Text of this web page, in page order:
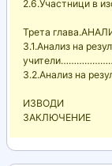
2.6.Участници
Трета
3.1.Анализ на
3.2.Анализ на
ИЗВОДИ
ЗАКЛЮЧЕНИЕ